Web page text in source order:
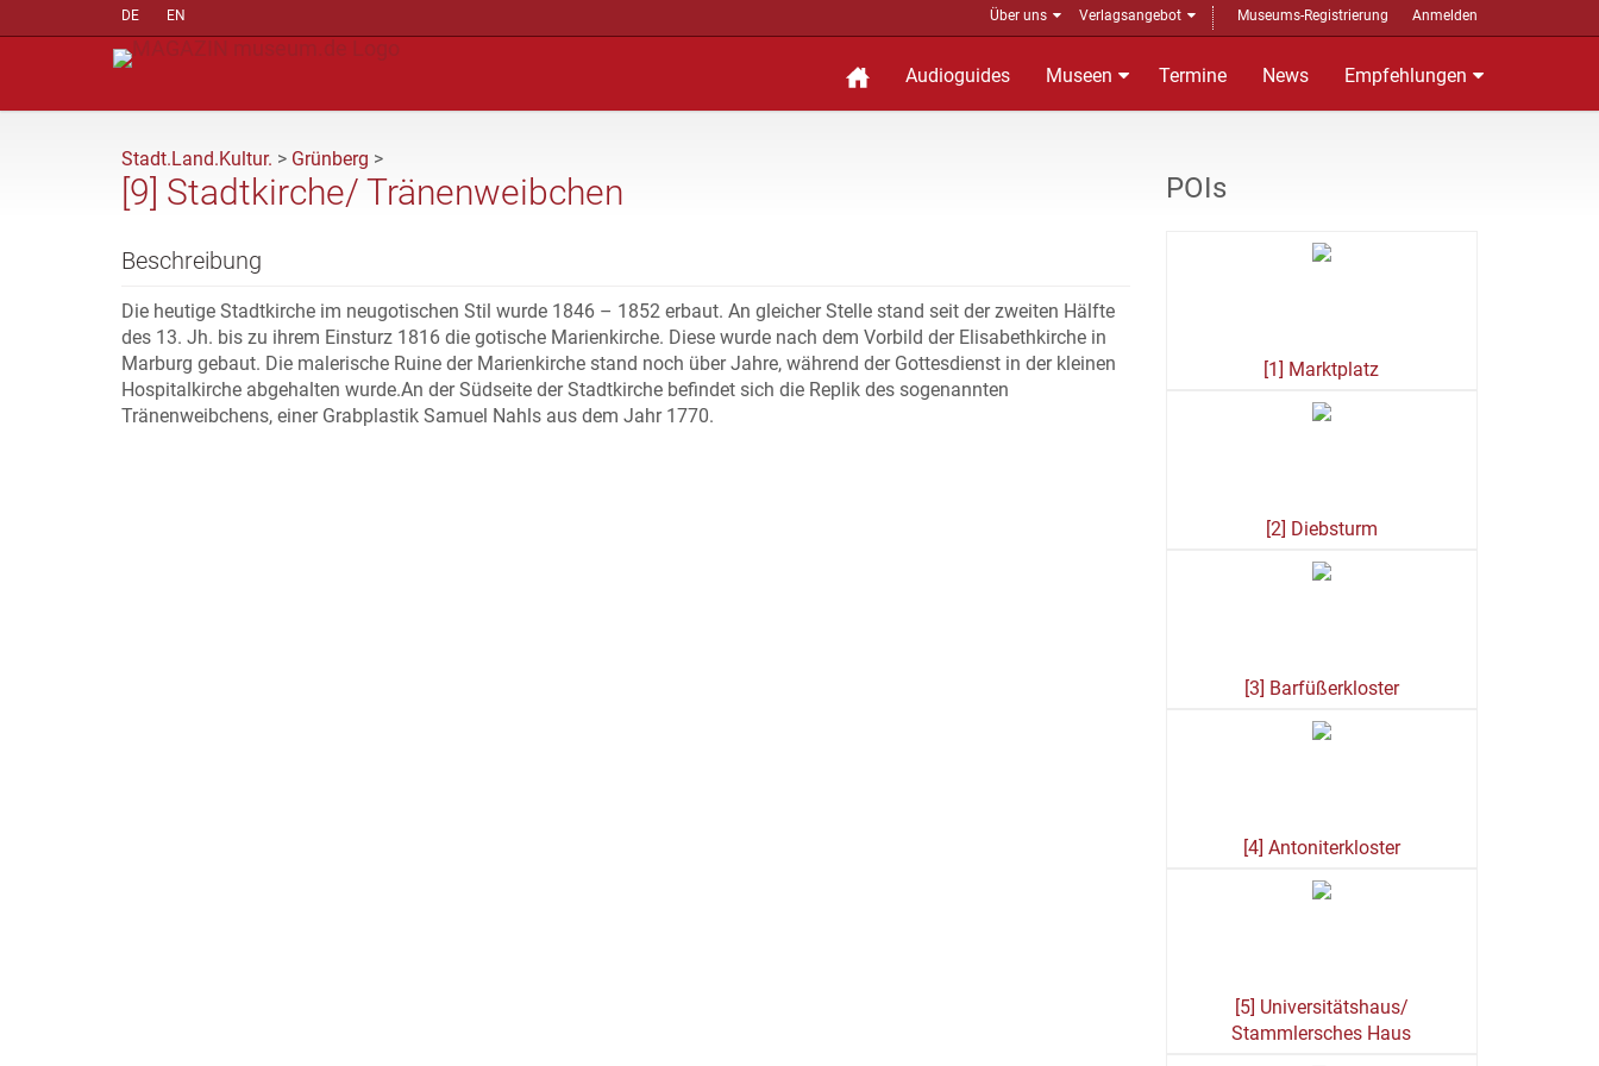
DE EN Über uns Verlagsangebot Museums-Registrierung Anmelden
Audioguides Museen Termine News Empfehlungen
Stadt.Land.Kultur. > Grünberg >
[9] Stadtkirche/ Tränenweibchen
Beschreibung
Die heutige Stadtkirche im neugotischen Stil wurde 1846 – 1852 erbaut. An gleicher Stelle stand seit der zweiten Hälfte
des 13. Jh. bis zu ihrem Einsturz 1816 die gotische Marienkirche. Diese wurde nach dem Vorbild der Elisabethkirche in
Marburg gebaut. Die malerische Ruine der Marienkirche stand noch über Jahre, während der Gottesdienst in der kleinen
Hospitalkirche abgehalten wurde.An der Südseite der Stadtkirche befindet sich die Replik des sogenannten
Tränenweibchens, einer Grabplastik Samuel Nahls aus dem Jahr 1770.
POIs
[1] Marktplatz
[2] Diebsturm
[3] Barfüßerkloster
[4] Antoniterkloster
[5] Universitätshaus/
Stammlersches Haus